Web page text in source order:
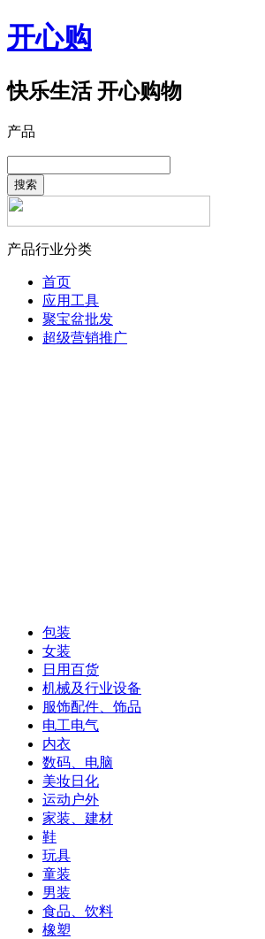
开心购
快乐生活 开心购物
产品
搜索
产品行业分类
首页
应用工具
聚宝盆批发
超级营销推广
包装
女装
日用百货
机械及行业设备
服饰配件、饰品
电工电气
内衣
数码、电脑
美妆日化
运动户外
家装、建材
鞋
玩具
童装
男装
食品、饮料
橡塑